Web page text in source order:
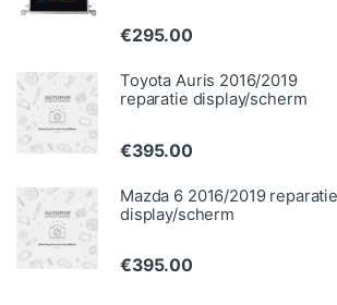
€295.00
Toyota Auris 2016/2019
reparatie display/scherm
€395.00
Mazda 6 2016/2019 reparatie
display/scherm
€395.00